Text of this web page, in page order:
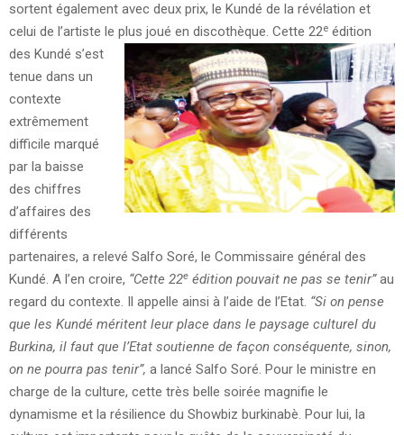
sortent également avec deux prix, le Kundé de la révélation et
celui de l’artiste le plus joué en discothèque. Cette 22e édition
des Kundé s’est
tenue dans un
contexte
extrêmement
difficile marqué
par la baisse
des chiffres
d’affaires des
différents
partenaires, a relevé Salfo Soré, le Commissaire général des
Kundé. A l’en croire, “Cette 22e édition pouvait ne pas se tenir”au
regard du contexte. Il appelle ainsi à l’aide de l’Etat. “Si on pense
que les Kundé méritent leur place dans le paysage culturel du
Burkina, il faut que l’Etat soutienne de façon conséquente, sinon,
on ne pourra pas tenir”, a lancé Salfo Soré. Pour le ministre en
charge de la culture, cette très belle soirée magnifie le
dynamisme et la résilience du Showbiz burkinabè. Pour lui, la